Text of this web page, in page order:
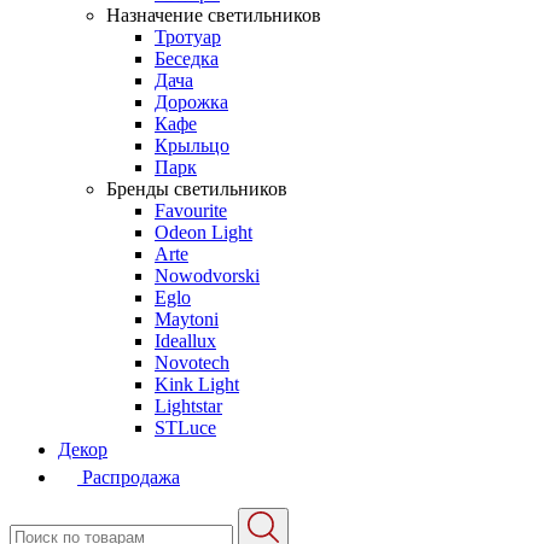
Назначение светильников
Тротуар
Беседка
Дача
Дорожка
Кафе
Крыльцо
Парк
Бренды светильников
Favourite
Odeon Light
Arte
Nowodvorski
Eglo
Maytoni
Ideallux
Novotech
Kink Light
Lightstar
STLuce
Декор
Распродажа